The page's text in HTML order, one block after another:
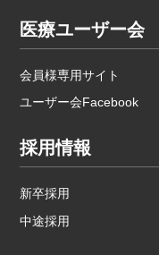
医療ユーザー会
会員様専用サイト
ユーザー会Facebook
採用情報
新卒採用
中途採用